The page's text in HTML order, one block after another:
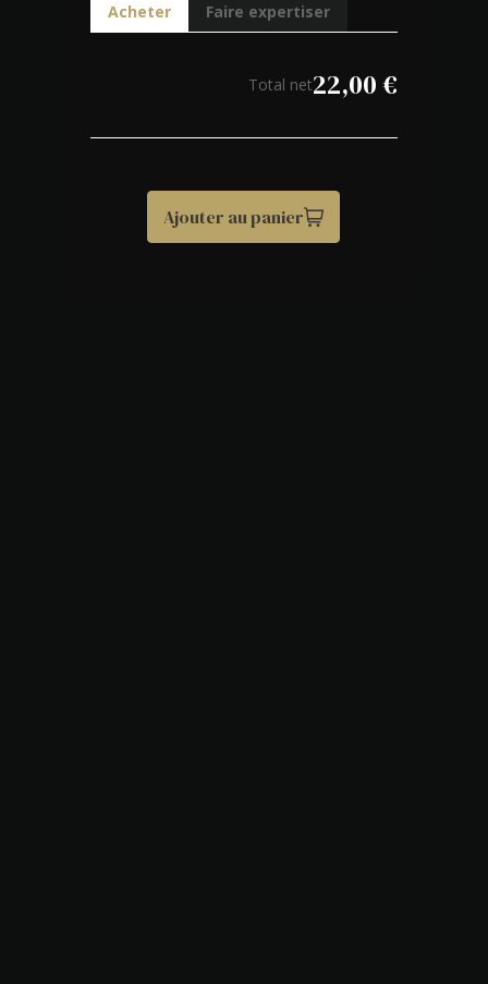
Acheter Faire expertiser
Total net22,00€
Ajouter au panier